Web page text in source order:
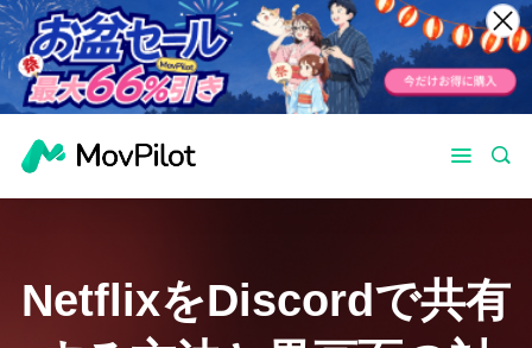
NetflixをDiscordで共有